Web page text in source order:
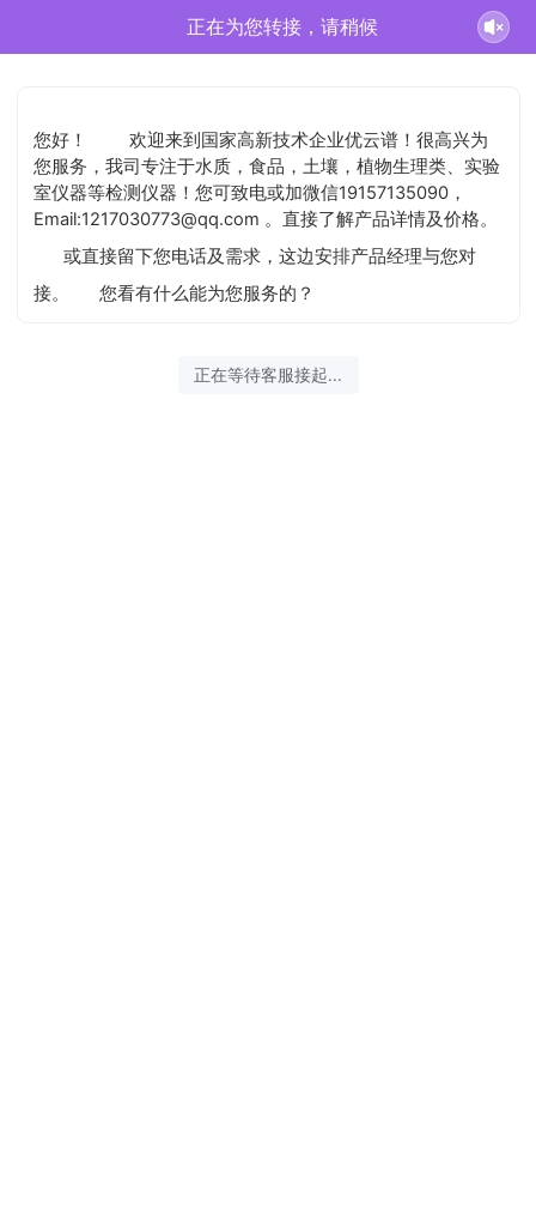
正在为您转接，请稍候
您好！
欢迎来到国家高新技术企业优云谱！很高兴为
您服务，我司专注于水质，食品，土壤，植物生理类、实验
室仪器等检测仪器！您可致电或加微信19157135090，
Email:1217030773@qq.com 。直接了解产品详情及价格。
或直接留下您电话及需求，这边安排产品经理与您对
接。
您看有什么能为您服务的？
正在等待客服接起...